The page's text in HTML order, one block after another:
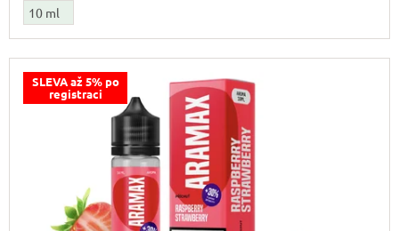
10 ml
SLEVA až 5% po
registraci